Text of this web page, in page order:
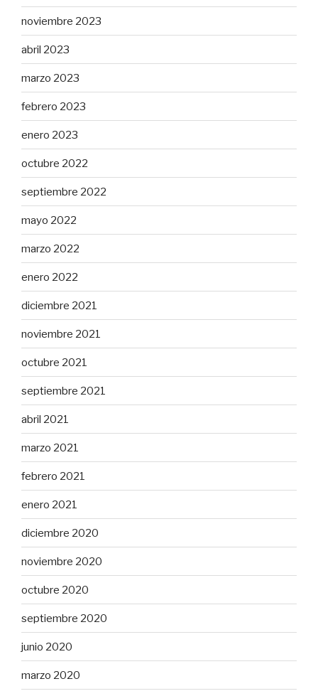
noviembre 2023
abril 2023
marzo 2023
febrero 2023
enero 2023
octubre 2022
septiembre 2022
mayo 2022
marzo 2022
enero 2022
diciembre 2021
noviembre 2021
octubre 2021
septiembre 2021
abril 2021
marzo 2021
febrero 2021
enero 2021
diciembre 2020
noviembre 2020
octubre 2020
septiembre 2020
junio 2020
marzo 2020